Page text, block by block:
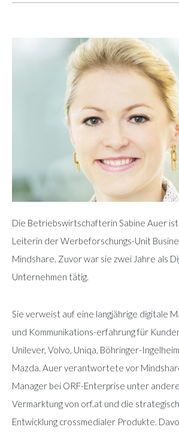
Die Betriebswirtschafterin Sabine Auer
Leiterin der Werbeforschungs-Unit
Mindshare. Zuvor war sie zwei Jahre als
Unternehmen tätig.
Sie verweist auf eine langjährige digitale
und Kommunikations-erfahrung für
Unilever, Volvo, Uniqa, Böhringer-
Mazda. Auer verantwortete vor
Manager bei ORF-Enterprise unter
Vermarktung von orf.at und die
Entwicklung crossmedialer Produkte.